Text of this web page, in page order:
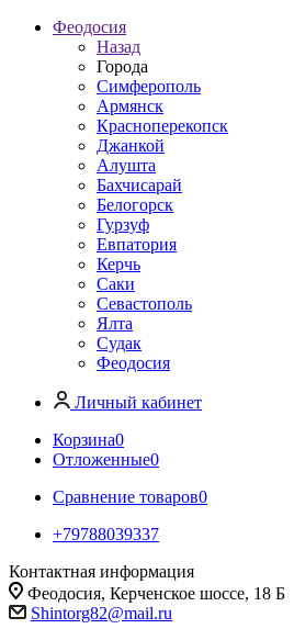
Феодосия
Назад
Города
Симферополь
Армянск
Красноперекопск
Джанкой
Алушта
Бахчисарай
Белогорск
Гурзуф
Евпатория
Керчь
Саки
Севастополь
Ялта
Судак
Феодосия
Личный кабинет
Корзина0
Отложенные0
Сравнение товаров0
+79788039337
Контактная информация
Феодосия, Керченское шоссе, 18 Б
Shintorg82@mail.ru